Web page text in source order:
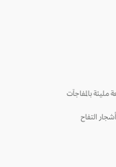
مليئة بالمفاجآت
التفاح